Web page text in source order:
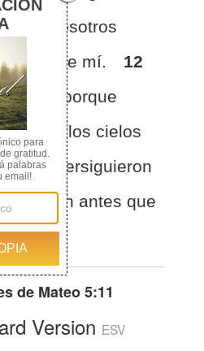
vosotros
causa de mí.
12
porque
en los cielos
así persiguieron
fueron antes que
de Mateo 5:11
Version ESV